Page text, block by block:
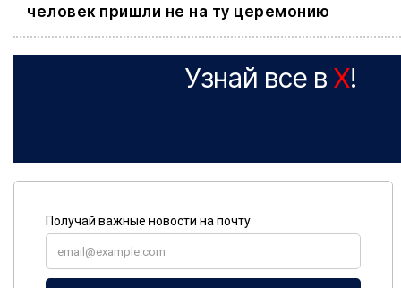
человек пришли не на ту церемонию
Узнай все в X!